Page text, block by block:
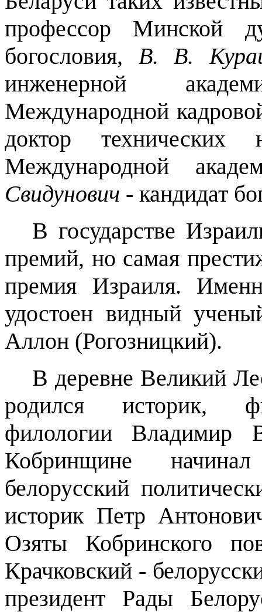
профессор Минской
богословия, В. В.
инженерной
Международной
доктор технических
Международной
Свидунович - кандидат
В государстве
премий, но самая
премия Израиля.
удостоен видный
Аллон (Рогозницкий).
В деревне Великий
родился историк,
филологии Владимир
Кобринщине
белорусский
историк Петр
Озяты Кобринского
Крачковский -
президент Рады